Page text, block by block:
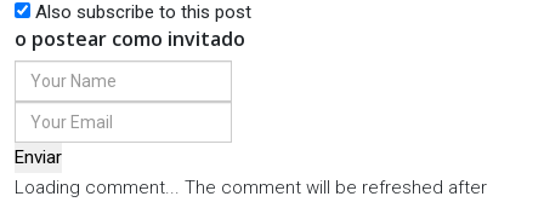
Also subscribe to this post
o postear como invitado
Enviar
Loading comment... The comment will be refreshed after